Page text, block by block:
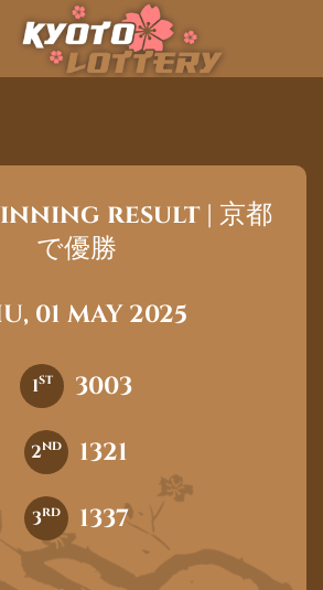
result | 京都
で優勝
01 MAY 2025
1st 3003
2nd 1321
3rd 1337